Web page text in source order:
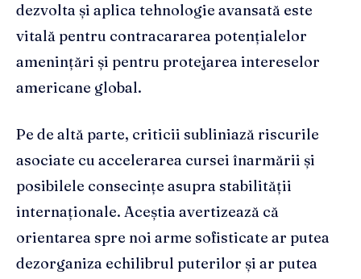
dezvolta și aplica tehnologie avansată este
vitală pentru contracararea potențialelor
amenințări și pentru protejarea intereselor
americane global.
Pe de altă parte, criticii subliniază riscurile
asociate cu accelerarea cursei înarmării și
posibilele consecințe asupra stabilității
internaționale. Aceștia avertizează că
orientarea spre noi arme sofisticate ar putea
dezorganiza echilibrul puterilor și ar putea